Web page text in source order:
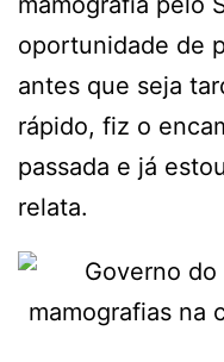
oportunidade de
antes que seja
rápido, fiz o
passada e já
relata.